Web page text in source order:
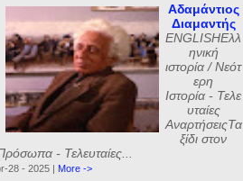
Αδαμάντιος
Διαμαντής
ENGLISHΕλλ
ηνική
ιστορία / Νεότ
ερη
Ιστορία - Τελε
υταίες
ΑναρτήσειςΤα
ξίδι στον
- Τελευταίες...
28 - 2025 | More ->